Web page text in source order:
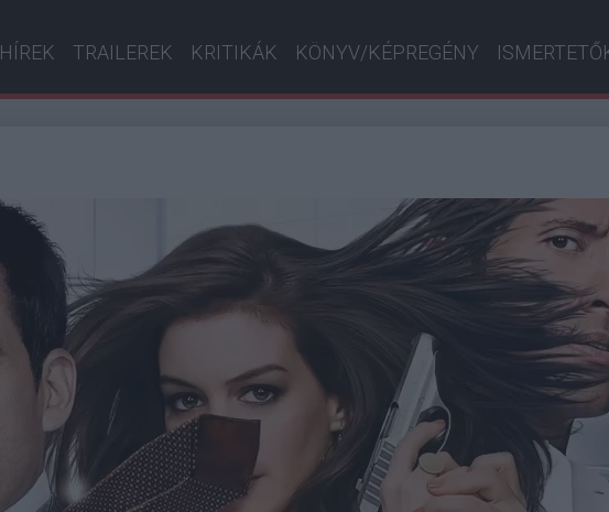
HÍREK TRAILEREK KRITIKÁK KÖNYV/KÉPREGÉNY